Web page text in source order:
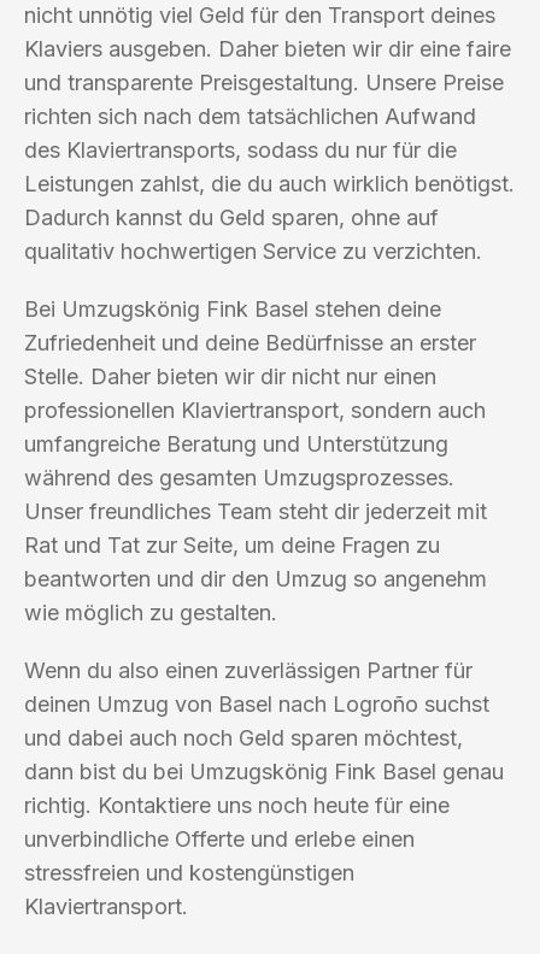
nicht unnötig viel Geld für den Transport deines
Klaviers ausgeben. Daher bieten wir dir eine faire
und transparente Preisgestaltung. Unsere Preise
richten sich nach dem tatsächlichen Aufwand
des Klaviertransports, sodass du nur für die
Leistungen zahlst, die du auch wirklich benötigst.
Dadurch kannst du Geld sparen, ohne auf
qualitativ hochwertigen Service zu verzichten.
Bei Umzugskönig Fink Basel stehen deine
Zufriedenheit und deine Bedürfnisse an erster
Stelle. Daher bieten wir dir nicht nur einen
professionellen Klaviertransport, sondern auch
umfangreiche Beratung und Unterstützung
während des gesamten Umzugsprozesses.
Unser freundliches Team steht dir jederzeit mit
Rat und Tat zur Seite, um deine Fragen zu
beantworten und dir den Umzug so angenehm
wie möglich zu gestalten.
Wenn du also einen zuverlässigen Partner für
deinen Umzug von Basel nach Logroño suchst
und dabei auch noch Geld sparen möchtest,
dann bist du bei Umzugskönig Fink Basel genau
richtig. Kontaktiere uns noch heute für eine
unverbindliche Offerte und erlebe einen
stressfreien und kostengünstigen
Klaviertransport.